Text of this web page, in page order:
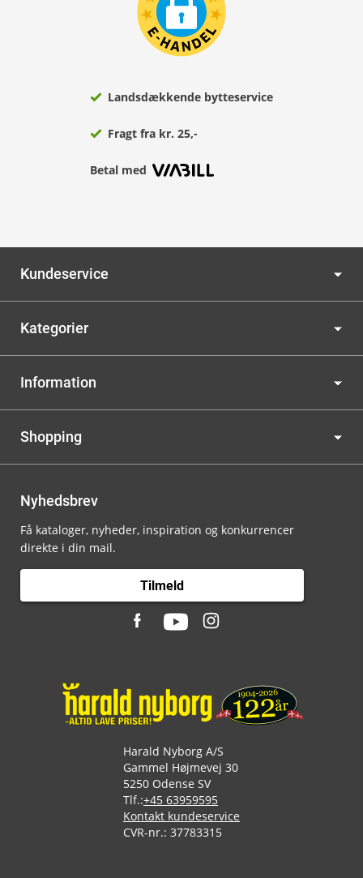
Landsdækkende bytteservice
Fragt fra kr. 25,-
Betal med
Kundeservice
Kategorier
Information
Shopping
Nyhedsbrev
Få kataloger, nyheder, inspiration og konkurrencer
direkte i din mail.
Tilmeld
Harald Nyborg A/S
Gammel Højmevej 30
5250 Odense SV
Tlf.:+45 63959595
Kontakt kundeservice
CVR-nr.: 37783315